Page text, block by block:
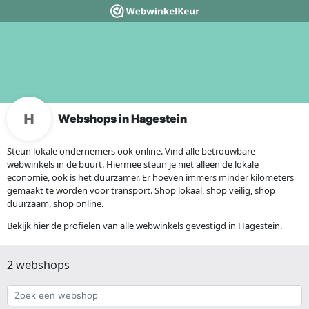
Webshops in Hagestein
Steun lokale ondernemers ook online. Vind alle betrouwbare
webwinkels in de buurt. Hiermee steun je niet alleen de lokale
economie, ook is het duurzamer. Er hoeven immers minder kilometers
gemaakt te worden voor transport. Shop lokaal, shop veilig, shop
duurzaam, shop online.
Bekijk hier de profielen van alle webwinkels gevestigd in Hagestein.
2 webshops
Zoek
een